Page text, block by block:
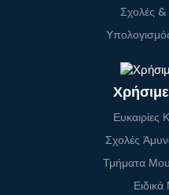
Σχολές
Ευκαιρίες
Σχολές
Τμήματα